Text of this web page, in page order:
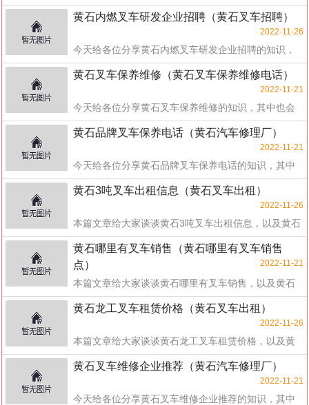
也会对黄石二手叉车进行解释，如果能碰巧解决你现
在面...
黄石内燃叉车研发企业招聘（黄石叉车招聘）
2022-11-26
今天给各位分享黄石内燃叉车研发企业招聘的知识，
其中也会对黄石叉车招聘进行解释，如果能碰巧解决
你现...
黄石叉车保养维修（黄石叉车保养维修电话）
2022-11-21
今天给各位分享黄石叉车保养维修的知识，其中也会
对黄石叉车保养维修电话进行解释，如果能碰巧解决
你现...
黄石品牌叉车保养电话（黄石汽车修理厂）
2022-11-21
今天给各位分享黄石品牌叉车保养电话的知识，其中
也会对黄石汽车修理厂进行解释，如果能碰巧解决你
现在...
黄石3吨叉车出租信息（黄石叉车出租）
2022-11-26
本篇文章给大家谈谈黄石3吨叉车出租信息，以及黄石
叉车出租对应的知识点，希望对各位有所帮助，不要
忘了...
黄石哪里有叉车销售（黄石哪里有叉车销售
点）
2022-11-21
本篇文章给大家谈谈黄石哪里有叉车销售，以及黄石
哪里有叉车销售点对应的知识点，希望对各位有所帮
助，...
黄石龙工叉车租赁价格（黄石叉车出租）
2022-11-26
本篇文章给大家谈谈黄石龙工叉车租赁价格，以及黄
石叉车出租对应的知识点，希望对各位有所帮助，不
要忘了...
黄石叉车维修企业推荐（黄石汽车修理厂）
2022-11-21
今天给各位分享黄石叉车维修企业推荐的知识，其中